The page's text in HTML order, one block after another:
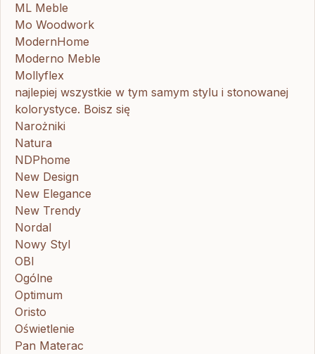
ML Meble
Mo Woodwork
ModernHome
Moderno Meble
Mollyflex
najlepiej wszystkie w tym samym stylu i stonowanej
kolorystyce. Boisz się
Narożniki
Natura
NDPhome
New Design
New Elegance
New Trendy
Nordal
Nowy Styl
OBI
Ogólne
Optimum
Oristo
Oświetlenie
Pan Materac